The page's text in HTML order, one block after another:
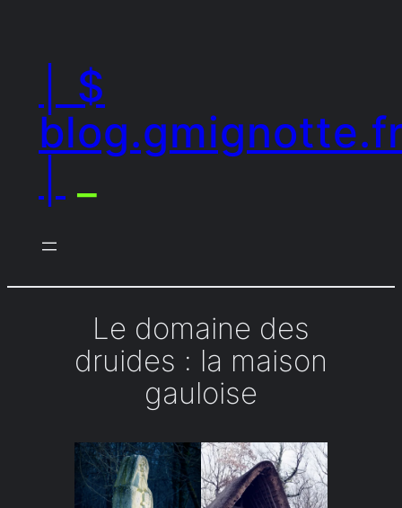
│ $
Le domaine des
druides : la maison
gauloise